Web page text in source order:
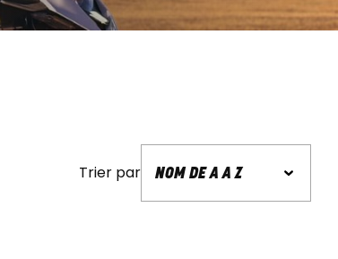
Trier par